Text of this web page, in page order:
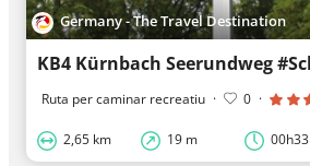
Germany - The Travel Destination
Ruta per caminar recreatiu · 0 ·
2,65 km 19 m 00h33